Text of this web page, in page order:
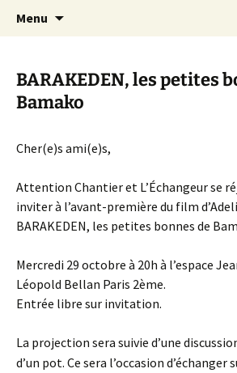
Canal Marches
Menu
BARAKEDEN, les petites
Bamako
Cher(e)s ami(e)s,
Attention Chantier et L’Échangeur se
inviter à l’avant-première du film
BARAKEDEN, les petites bonnes de
Mercredi 29 octobre à 20h à l’espace
Léopold Bellan Paris 2ème.
Entrée libre sur invitation.
La projection sera suivie d’une
d’un pot. Ce sera l’occasion